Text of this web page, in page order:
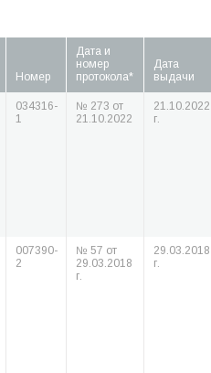
Номер
Дата и
номер
протокола*
Дата
выдачи
034316-
1
№ 273 от
21.10.2022
21.10.2022
г.
007390-
2
№ 57 от
29.03.2018
г.
29.03.2018
г.